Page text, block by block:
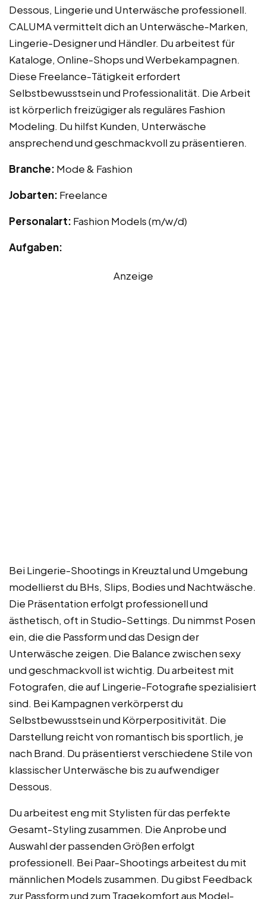
Dessous, Lingerie und Unterwäsche professionell.
CALUMA vermittelt dich an Unterwäsche-Marken,
Lingerie-Designer und Händler. Du arbeitest für
Kataloge, Online-Shops und Werbekampagnen.
Diese Freelance-Tätigkeit erfordert
Selbstbewusstsein und Professionalität. Die Arbeit
ist körperlich freizügiger als reguläres Fashion
Modeling. Du hilfst Kunden, Unterwäsche
ansprechend und geschmackvoll zu präsentieren.
Branche: Mode & Fashion
Jobarten: Freelance
Personalart: Fashion Models (m/w/d)
Aufgaben:
Anzeige
Bei Lingerie-Shootings in Kreuztal und Umgebung
modellierst du BHs, Slips, Bodies und Nachtwäsche.
Die Präsentation erfolgt professionell und
ästhetisch, oft in Studio-Settings. Du nimmst Posen
ein, die die Passform und das Design der
Unterwäsche zeigen. Die Balance zwischen sexy
und geschmackvoll ist wichtig. Du arbeitest mit
Fotografen, die auf Lingerie-Fotografie spezialisiert
sind. Bei Kampagnen verkörperst du
Selbstbewusstsein und Körperpositivität. Die
Darstellung reicht von romantisch bis sportlich, je
nach Brand. Du präsentierst verschiedene Stile von
klassischer Unterwäsche bis zu aufwendiger
Dessous.
Du arbeitest eng mit Stylisten für das perfekte
Gesamt-Styling zusammen. Die Anprobe und
Auswahl der passenden Größen erfolgt
professionell. Bei Paar-Shootings arbeitest du mit
männlichen Models zusammen. Du gibst Feedback
zur Passform und zum Tragekomfort aus Model-